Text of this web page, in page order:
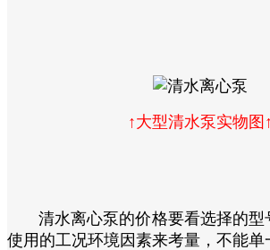
↑大型清水泵实物图↑
清水离心泵的价格要看选择的型
使用的工况环境因素来考量，不能